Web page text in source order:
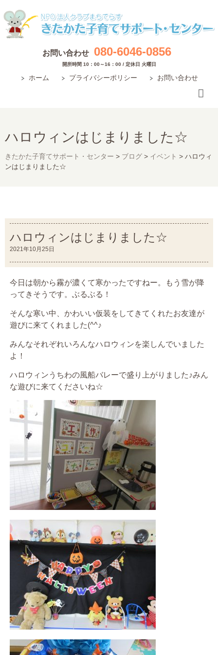
お問い合わせ 080-6046-0856
開所時間 10：00～16：00 / 定休日 火曜日
ホーム プライバシーポリシー お問い合わせ
ハロウィンはじまりました☆
きたかた子育てサポート・センター > ブログ > イベント > ハロウィ
ンはじまりました☆
ハロウィンはじまりました☆
2021年10月25日
今日は朝から霧が濃くて寒かったですねー。もう雪が降
ってきそうです。ぶるぶる！
そんな寒い中、かわいい仮装をしてきてくれたお友達が
遊びに来てくれました(^^♪
みんなそれぞれいろんなハロウィンを楽しんでいました
よ！
ハロウィンうちわの風船バレーで盛り上がりました♪みん
な遊びに来てくださいね☆